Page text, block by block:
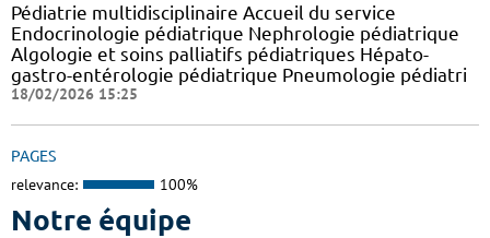
Pédiatrie multidisciplinaire Accueil du service
Endocrinologie pédiatrique Nephrologie pédiatrique
Algologie et soins palliatifs pédiatriques Hépato-
gastro-entérologie pédiatrique Pneumologie pédiatri
18/02/2026 15:25
PAGES
relevance: 100%
Notre équipe